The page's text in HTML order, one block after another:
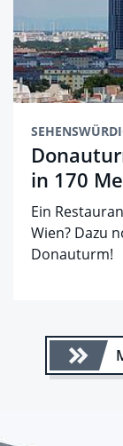
in 170
Ein
Wien? Dazu
Donauturm!